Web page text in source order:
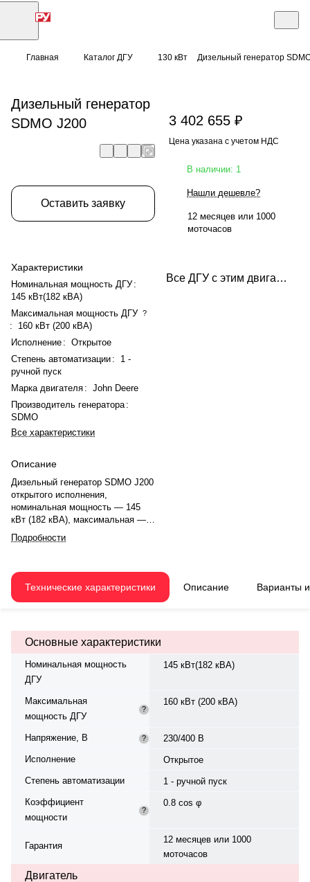
Главная Каталог ДГУ 130 кВт Дизельный генератор
Дизельный генератор
SDMO J200
Оставить заявку
Характеристики
Номинальная мощность ДГУ :
145 кВт(182 кВА)
Максимальная мощность ДГУ ?
:
160 кВт (200 кВА)
Исполнение : Открытое
Степень автоматизации :
1 -
ручной пуск
Марка двигателя : John Deere
Производитель генератора :
SDMO
Все характеристики
Описание
Дизельный генератор SDMO J200
открытого исполнения,
номинальная мощность — 145
кВт (182 кВА), максимальная —
160 кВт (200 кВА). Двигатель
John Deere 6068HF120-183,
регулятором. Рабочий объем —
6,72 л, система охлаждения —
вращения — 1500 об/мин.
Генератор SDMO AT01100T,
В, 50 Гц, класс изоляции H.
Топливо — дизель, бак 334 л.
100% нагрузке, 30,6 л/ч при 75%.
Степень защиты IP23. Степень
нагрузке — 20,5 л/ч. Время
автономной работы — 9,9 ч. Вес
2497×1103×1524 мм.
— 12 месяцев или 1000
моточасов.
Подробности
3 402 655 ₽
Цена указана с учетом НДС
В наличии: 1
Нашли дешевле?
12 месяцев или 1000
моточасов
Все ДГУ с этим двигателем
Технические характеристики Описание Варианты
Основные характеристики
Номинальная мощность
ДГУ
145 кВт(182 кВА)
Максимальная
мощность ДГУ
?
160 кВт (200 кВА)
Напряжение, В ?
230/400 В
Исполнение
Открытое
Степень автоматизации
1 - ручной пуск
Коэффициент
мощности
?
0.8 cos φ
Гарантия
12 месяцев или 1000
моточасов
Двигатель